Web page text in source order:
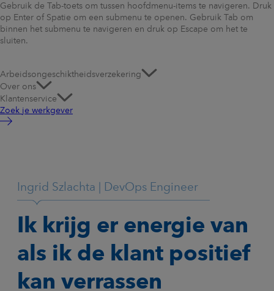
Gebruik de Tab-toets om tussen hoofdmenu-items te navigeren. Druk
op Enter of Spatie om een submenu te openen. Gebruik Tab om
binnen het submenu te navigeren en druk op Escape om het te
sluiten.
Arbeidsongeschiktheidsverzekering
Over ons
Klantenservice
Zoek je werkgever
Ingrid Szlachta | DevOps Engineer
Ik krijg er energie van
als ik de klant positief
kan verrassen